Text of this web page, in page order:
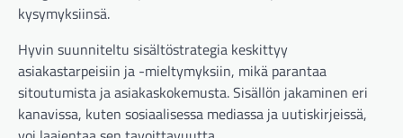
kysymyksiinsä.
Hyvin suunniteltu sisältöstrategia keskittyy
asiakastarpeisiin ja -mieltymyksiin, mikä parantaa
sitoutumista ja asiakaskokemusta. Sisällön jakaminen eri
kanavissa, kuten sosiaalisessa mediassa ja uutiskirjeissä,